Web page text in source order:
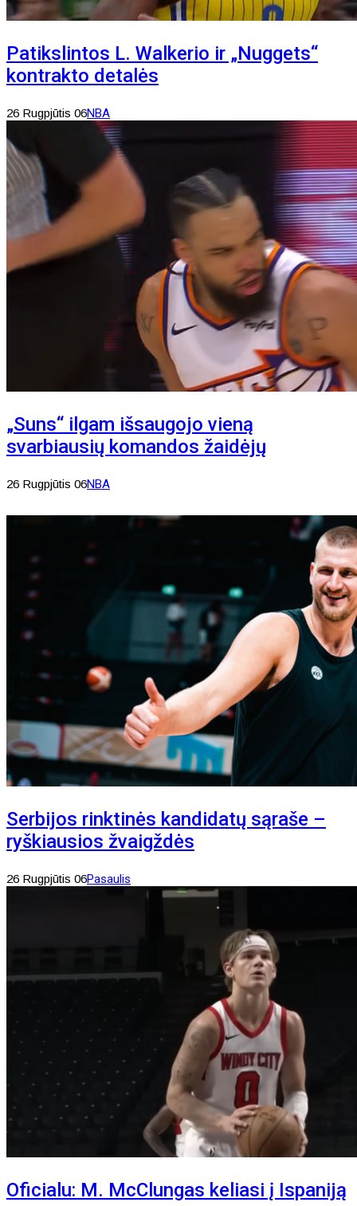
Patikslintos L. Walkerio ir „Nuggets“
kontrakto detalės
26 Rugpjūtis 06NBA
„Suns“ ilgam išsaugojo vieną
svarbiausių komandos žaidėjų
26 Rugpjūtis 06NBA
Serbijos rinktinės kandidatų sąraše –
ryškiausios žvaigždės
26 Rugpjūtis 06Pasaulis
Oficialu: M. McClungas keliasi į Ispaniją